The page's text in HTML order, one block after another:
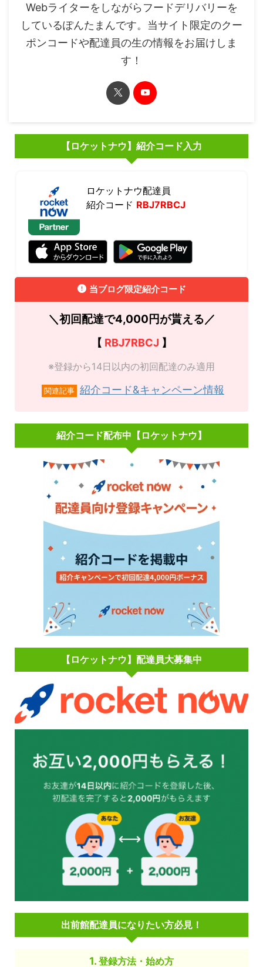
Webライターをしながらフードデリバリーを
しているぽんたまんです。当サイト限定のクー
ポンコードや配達員の生の情報をお届けしま
す！
【ロケットナウ】紹介コード入力
ロケットナウ配達員
紹介コード RBJ7RBCJ
当ブログ限定紹介コード
＼初回配達で4,000円が貰える／
【 RBJ7RBCJ 】
※登録から14日以内の初回配達のみ適用
関連記事 紹介コード&キャンペーン情報
紹介コード配布中【ロケットナウ】
【ロケットナウ】配達員大募集中
出前館配達員になりたい方必見！
登録方法・始め方